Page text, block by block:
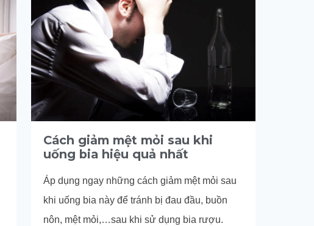
Cách giảm mệt mỏi sau khi
uống bia hiệu quả nhất
Áp dụng ngay những cách giảm mệt mỏi sau
khi uống bia này để tránh bị đau đầu, buồn
nôn, mệt mỏi,…sau khi sử dụng bia rượu.